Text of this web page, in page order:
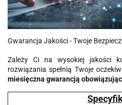
Gwarancja Jakości - Twoje
Zależy Ci na wysokiej jakości
rozwiązania spełnią Twoje
miesięczna gwarancją